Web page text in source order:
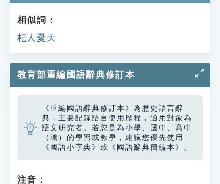
相似詞：
杞人憂天
教育部重編國語辭典修訂本
《重編國語辭典修訂本》為歷史語言辭
典，主要記錄語言使用歷程，適用對象為
語文研究者。若您是為小學、國中、高中
（職）的學習或教學，建議您優先使用
《國語小字典》或《國語辭典簡編本》。
注音：